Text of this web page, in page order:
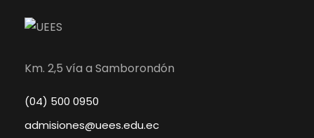
Km. 2,5 vía a Samborondón
(04) 500 0950
admisiones@uees.edu.ec